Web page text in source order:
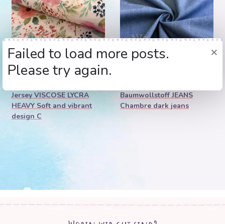
14,90€ / m
Jersey VISCOSE LYCRA
HEAVY Soft and vibrant
design C
Sehr gefragt
Das Produkt wird in 2
Baumwollstoff JEANS
Chambre dark jeans
×
Failed to load more posts.
Please try again.